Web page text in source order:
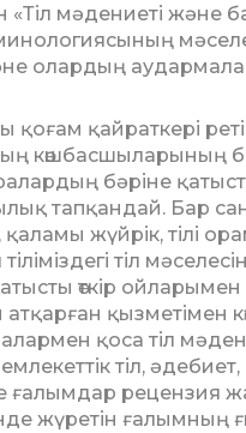
мәдениеті және
олардың
қоғам қайраткері
көшбас­шы­ларының
бәріне
тапқан­дай. Бар
жүйрік, тілі
тіл
өткір ойларымен
қызметімен
қоса тіл
тіл,
ғалымдар рецензия
жүретін